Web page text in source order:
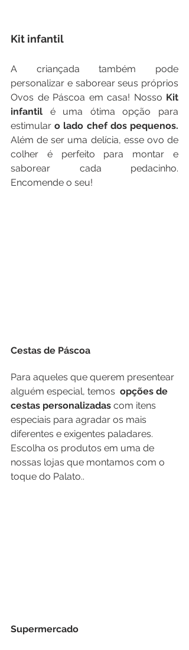
Kit infantil
A criançada também pode
personalizar e saborear seus próprios
Ovos de Páscoa em casa! Nosso Kit
infantil é uma ótima opção para
estimular o lado chef dos pequenos.
Além de ser uma delícia, esse ovo de
colher é perfeito para montar e
saborear cada pedacinho.
Encomende o seu!
Cestas de Páscoa
Para aqueles que querem presentear
alguém especial, temos opções de
cestas personalizadas com itens
especiais para agradar os mais
diferentes e exigentes paladares.
Escolha os produtos em uma de
nossas lojas que montamos com o
toque do Palato..
Supermercado